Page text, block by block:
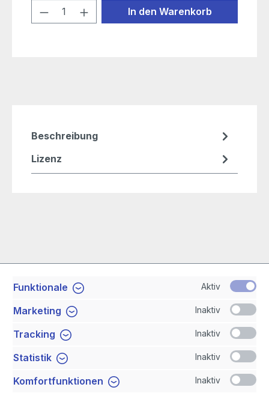
Produkt Anzahl: Gib den
In den Warenkorb
Beschreibung
Lizenz
Service-Hotline
Shop Service
Newsletter
Funktionale Aktiv
Marketing Inaktiv
Tracking Inaktiv
Statistik Inaktiv
Komfortfunktionen Inaktiv